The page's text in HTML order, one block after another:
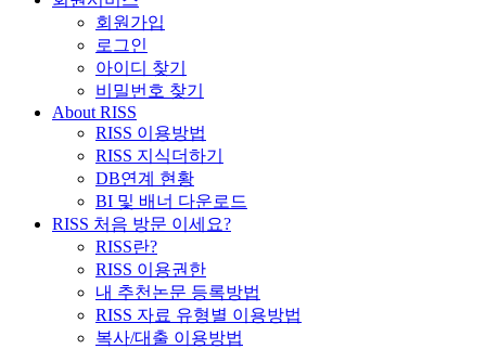
회원가입
로그인
아이디 찾기
비밀번호 찾기
About RISS
RISS 이용방법
RISS 지식더하기
DB연계 현황
BI 및 배너 다운로드
RISS 처음 방문 이세요?
RISS란?
RISS 이용권한
내 추천논문 등록방법
RISS 자료 유형별 이용방법
복사/대출 이용방법